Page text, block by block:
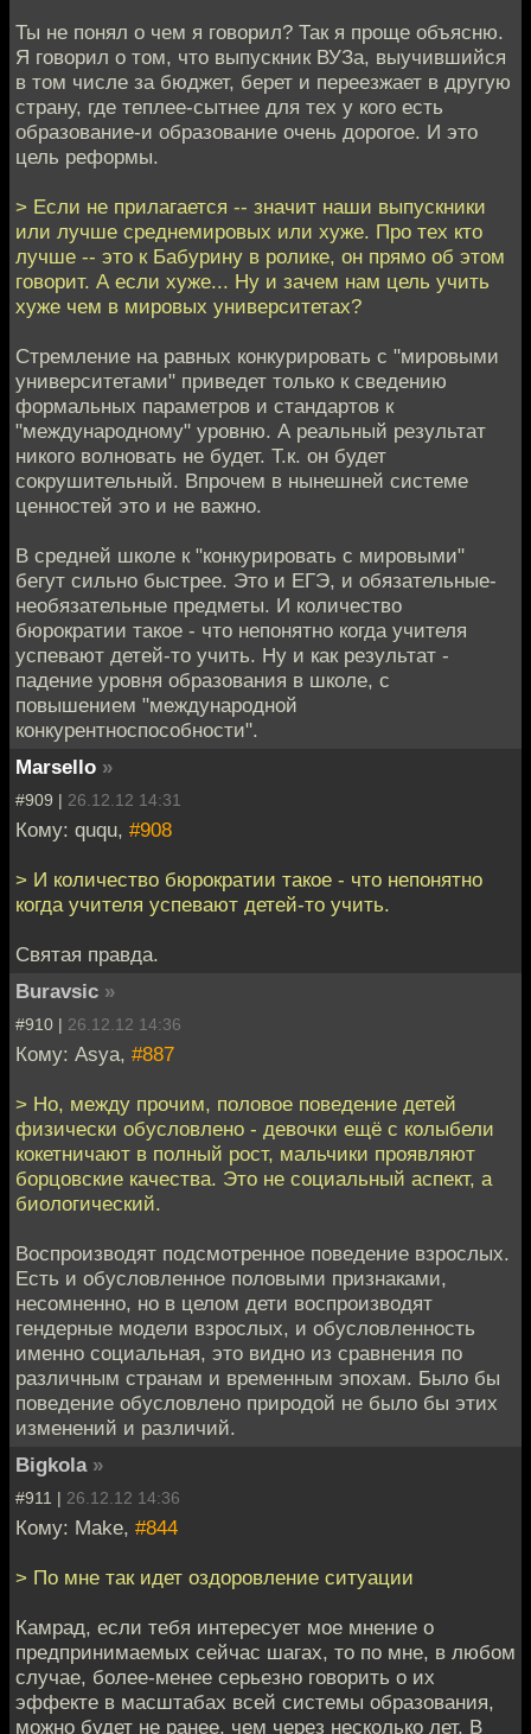
Ты не понял о чем я говорил? Так я проще объясню.
Я говорил о том, что выпускник ВУЗа, выучившийся
в том числе за бюджет, берет и переезжает в другую
страну, где теплее-сытнее для тех у кого есть
образование-и образование очень дорогое. И это
цель реформы.
> Если не прилагается -- значит наши выпускники
или лучше среднемировых или хуже. Про тех кто
лучше -- это к Бабурину в ролике, он прямо об этом
говорит. А если хуже... Ну и зачем нам цель учить
хуже чем в мировых университетах?
Стремление на равных конкурировать с "мировыми
университетами" приведет только к сведению
формальных параметров и стандартов к
"международному" уровню. А реальный результат
никого волновать не будет. Т.к. он будет
сокрушительный. Впрочем в нынешней системе
ценностей это и не важно.
В средней школе к "конкурировать с мировыми"
бегут сильно быстрее. Это и ЕГЭ, и обязательные-
необязательные предметы. И количество
бюрократии такое - что непонятно когда учителя
успевают детей-то учить. Ну и как результат -
падение уровня образования в школе, с
повышением "международной
конкурентноспособности".
Marsello »
#909 | 26.12.12 14:31
Кому: ququ, #908
> И количество бюрократии такое - что непонятно
когда учителя успевают детей-то учить.
Святая правда.
Buravsic »
#910 | 26.12.12 14:36
Кому: Asya, #887
> Но, между прочим, половое поведение детей
физически обусловлено - девочки ещё с колыбели
кокетничают в полный рост, мальчики проявляют
борцовские качества. Это не социальный аспект, а
биологический.
Воспроизводят подсмотренное поведение взрослых.
Есть и обусловленное половыми признаками,
несомненно, но в целом дети воспроизводят
гендерные модели взрослых, и обусловленность
именно социальная, это видно из сравнения по
различным странам и временным эпохам. Было бы
поведение обусловлено природой не было бы этих
изменений и различий.
Bigkola »
#911 | 26.12.12 14:36
Кому: Make, #844
> По мне так идет оздоровление ситуации
Камрад, если тебя интересует мое мнение о
предпринимаемых сейчас шагах, то по мне, в любом
случае, более-менее серьезно говорить о их
эффекте в масштабах всей системы образования,
можно будет не ранее, чем через несколько лет. В